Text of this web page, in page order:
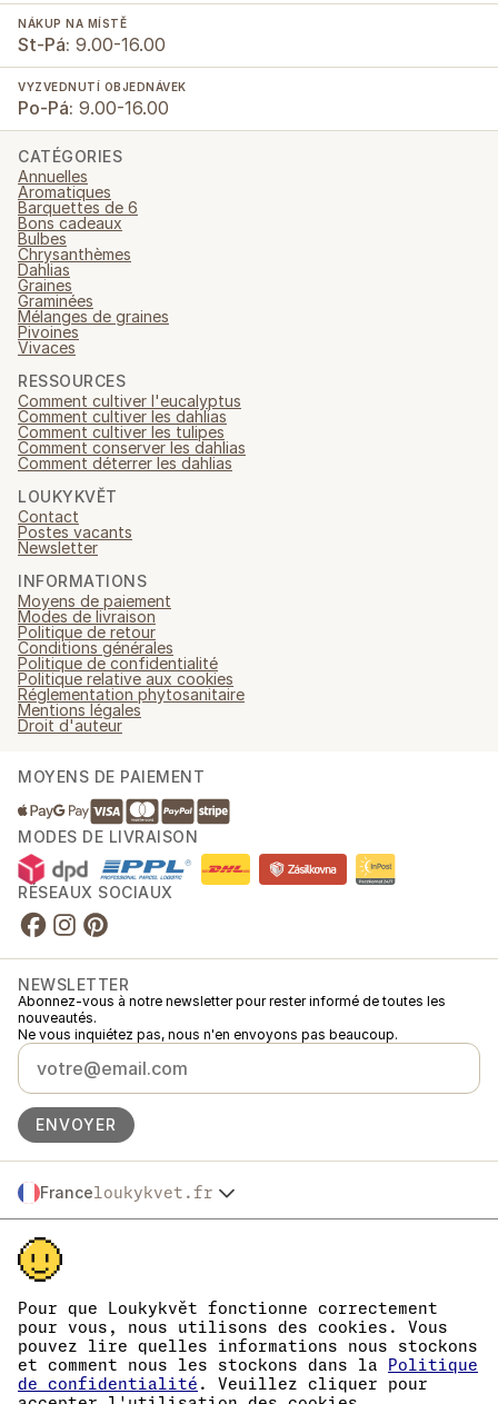
Pour que Loukykvět fonctionne correctement
pour vous, nous utilisons des cookies. Vous
pouvez lire quelles informations nous stockons
et comment nous les stockons dans la
Politique
de confidentialité . Veuillez cliquer pour
NÁKUP NA MÍSTĚ
St-Pá: 9.00-16.00
VYZVEDNUTÍ OBJEDNÁVEK
Po-Pá: 9.00-16.00
CATÉGORIES
Annuelles
Aromatiques
Barquettes de 6
Bons cadeaux
Bulbes
Chrysanthèmes
Dahlias
Graines
Graminées
Mélanges de graines
Pivoines
Vivaces
RESSOURCES
Comment cultiver l'eucalyptus
Comment cultiver les dahlias
Comment cultiver les tulipes
Comment conserver les dahlias
Comment déterrer les dahlias
LOUKYKVĚT
Contact
Postes vacants
Newsletter
INFORMATIONS
Moyens de paiement
Modes de livraison
Politique de retour
Conditions générales
Politique de confidentialité
Politique relative aux cookies
Réglementation phytosanitaire
Mentions légales
Droit d'auteur
MOYENS DE PAIEMENT
MODES DE LIVRAISON
RÉSEAUX SOCIAUX
NEWSLETTER
Abonnez-vous à notre newsletter pour rester informé de toutes les
nouveautés.
Ne vous inquiétez pas, nous n'en envoyons pas beaucoup.
ENVOYER
Franceloukykvet.fr
Česko
Slovensko
Polska
Österreich
Deutschland
België
Danmark
Eesti
España
Loukykvět s.r.o. est immatriculée au Registre du Commerce du Tribunal
municipal de Prague, section C, dossier 268616.
numéro EKF00180493.
Nous utilisons le numéro d'enregistrement 0636 pour délivrer les
passeports phytosanitaires.
Notre numéro d'immatriculation est le 05663687, notre numéro de TVA
est le CZ05663687.
L'identifiant de la boîte de données est eng827q.